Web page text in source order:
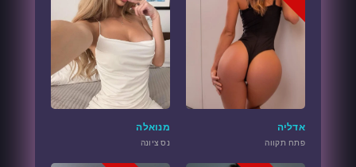
מנואלה
נס ציונה
אדליה
פתח תקווה